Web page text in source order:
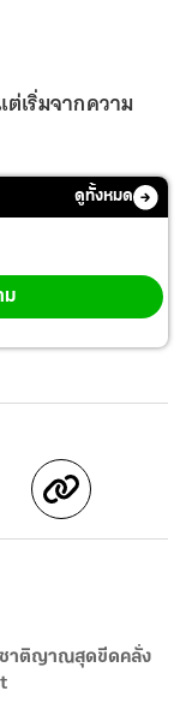
เริ่มจากความ
ดูทั้งหมด
ม
ชาติญาณสุดขีดคลั่ง